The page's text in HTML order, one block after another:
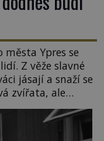
Ypres se
Z věže slavné
jásají a snaží se
zvířata, ale
to ale bylo jinak.
jeden z
zvyků […]